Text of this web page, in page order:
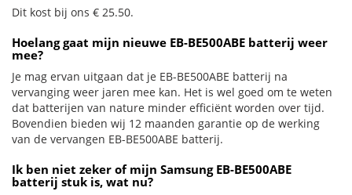
Dit kost bij ons € 25.50.
Hoelang gaat mijn nieuwe EB-BE500ABE batterij weer
mee?
Je mag ervan uitgaan dat je EB-BE500ABE batterij na
vervanging weer jaren mee kan. Het is wel goed om te weten
dat batterijen van nature minder efficiënt worden over tijd.
Bovendien bieden wij 12 maanden garantie op de werking
van de vervangen EB-BE500ABE batterij.
Ik ben niet zeker of mijn Samsung EB-BE500ABE
batterij stuk is, wat nu?